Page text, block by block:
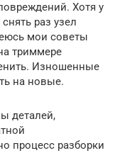
Хотя у
раз узел
мои советы
триммере
Изношенные
на новые.
деталей,
процесс разборки